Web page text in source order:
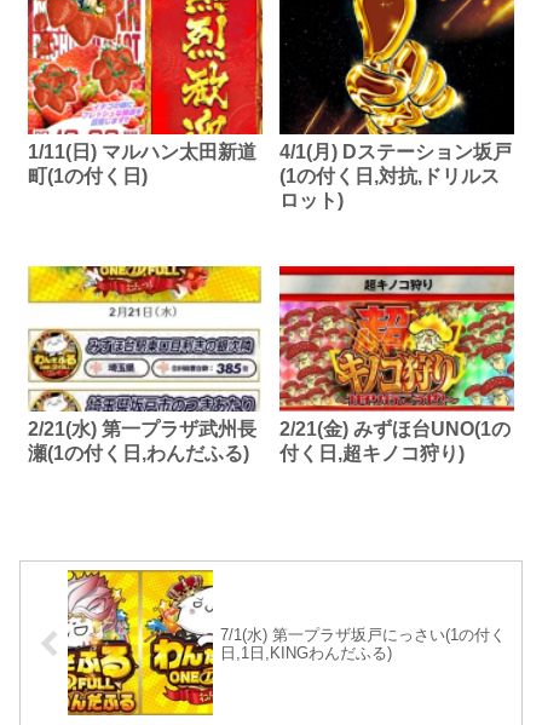
1/11(日) マルハン太田新道
町(1の付く日)
4/1(月) Dステーション坂戸
(1の付く日,対抗,ドリルス
ロット)
2/21(水) 第一プラザ武州長
瀬(1の付く日,わんだふる)
2/21(金) みずほ台UNO(1の
付く日,超キノコ狩り)
7/1(水) 第一プラザ坂戸にっさい(1の付く
日,1日,KINGわんだふる)